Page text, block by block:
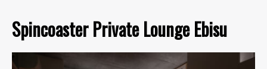
Spincoaster Private Lounge Ebisu